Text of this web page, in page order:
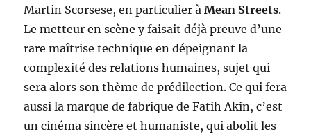
Martin Scorsese, en particulier àMean Streets.
Le metteur en scène y faisait déjà preuve d’une
rare maîtrise technique en dépeignant la
complexité des relations humaines, sujet qui
sera alors son thème de prédilection. Ce qui fera
aussi la marque de fabrique de Fatih Akin, c’est
un cinéma sincère et humaniste, qui abolit les